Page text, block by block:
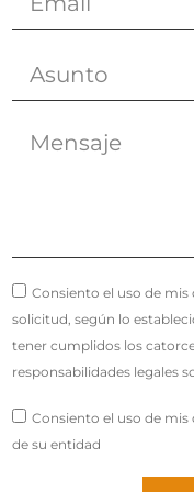
Consiento el uso de
solicitud, según lo
tener cumplidos los
responsabilidades legales
Consiento el uso de
de su entidad